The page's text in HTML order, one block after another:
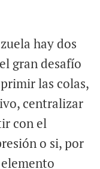
hay dos
gran desafío
las colas,
centralizar
con el
o si, por